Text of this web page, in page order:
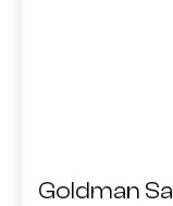
Goldman